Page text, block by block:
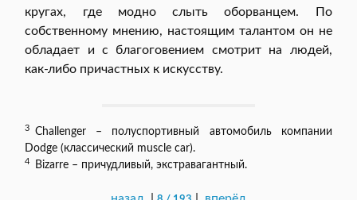
кругах, где модно слыть оборванцем. По
собственному мнению, настоящим талантом он не
обладает и с благоговением смотрит на людей,
как-либо причастных к искусству.
3
Challenger – полуспортивный автомобиль компании
Dodge (классический muscle car).
4 Bizarre – причудливый, экстравагантный.